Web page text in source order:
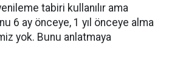
tabiri kullanılır ama
6 ay önceye, 1 yıl önceye alma
yok. Bunu anlatmaya